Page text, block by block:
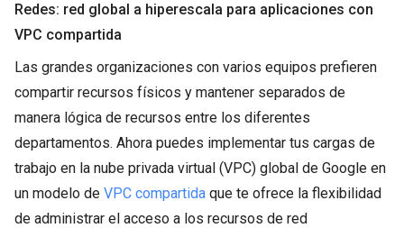
Redes: red global a hiperescala para aplicaciones con
VPC compartida
Las grandes organizaciones con varios equipos prefieren
compartir recursos físicos y mantener separados de
manera lógica de recursos entre los diferentes
departamentos. Ahora puedes implementar tus cargas de
trabajo en la nube privada virtual (VPC) global de Google en
un modelo de VPC compartida que te ofrece la flexibilidad
de administrar el acceso a los recursos de red